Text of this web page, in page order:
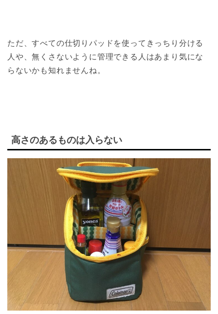
ただ、すべての仕切りパッドを使ってきっちり分ける
人や、無くさないように管理できる人はあまり気にな
らないかも知れませんね。
高さのあるものは入らない